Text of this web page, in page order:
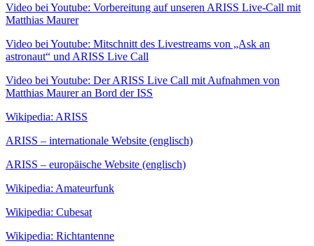
Video bei Youtube: Vorbereitung auf unseren ARISS Live-Call mit
Matthias Maurer
Video bei Youtube: Mitschnitt des Livestreams von „Ask an
astronaut“ und ARISS Live Call
Video bei Youtube: Der ARISS Live Call mit Aufnahmen von
Matthias Maurer an Bord der ISS
Wikipedia: ARISS
ARISS – internationale Website (englisch)
ARISS – europäische Website (englisch)
Wikipedia: Amateurfunk
Wikipedia: Cubesat
Wikipedia: Richtantenne